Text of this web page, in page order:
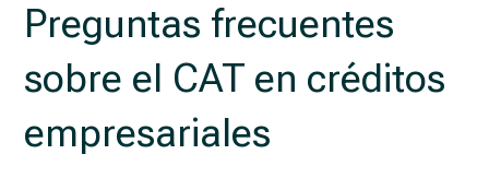
Preguntas frecuentes
sobre el CAT en créditos
empresariales